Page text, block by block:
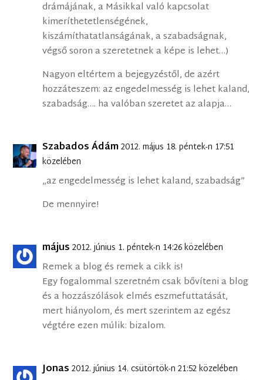
drámájának, a Másikkal való kapcsolat
kimeríthetetlenségének,
kiszámíthatatlanságának, a szabadságnak,
végső soron a szeretetnek a képe is lehet…)
Nagyon eltértem a bejegyzéstől, de azért
hozzáteszem: az engedelmesség is lehet kaland,
szabadság…. ha valóban szeretet az alapja…
Szabados Ádám2012. május 18. péntek-n 17:51
közelében
„az engedelmesség is lehet kaland, szabadság”
De mennyire!
május 2012. június 1. péntek-n 14:26 közelében
Remek a blog és remek a cikk is!
Egy fogalommal szeretném csak bővíteni a blog
és a hozzászólások elmés eszmefuttatását,
mert hiányolom, és mert szerintem az egész
végtére ezen múlik: bizalom.
Jonas 2012. június 14. csütörtök-n 21:52 közelében